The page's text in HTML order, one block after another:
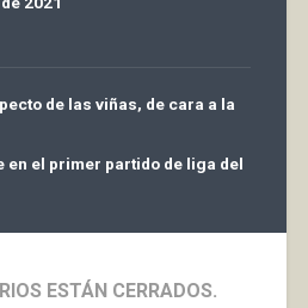
de las viñas, de cara a la
en el primer partido de liga del
ESTÁN CERRADOS.